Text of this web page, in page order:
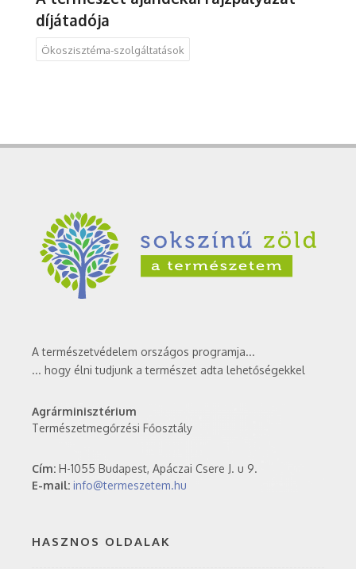
díjátadója
Ökoszisztéma-szolgáltatások
A természetvédelem országos programja...
... hogy élni tudjunk a természet adta lehetőségekkel
Agrárminisztérium
Természetmegőrzési Főosztály
Cím: H-1055 Budapest, Apáczai Csere J. u 9.
E-mail: info@termeszetem.hu
HASZNOS OLDALAK